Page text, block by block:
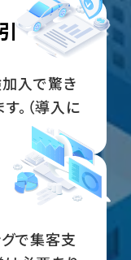
入で驚き
。（導入に
で集客支